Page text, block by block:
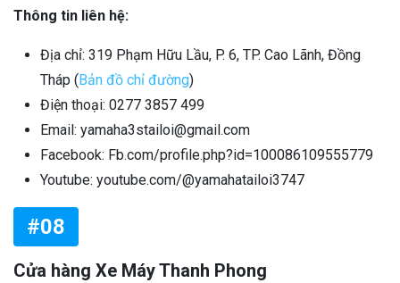
Thông tin liên hệ:
Địa chỉ: 319 Phạm Hữu Lầu, P. 6, TP. Cao Lãnh, Đồng
Tháp ( Bản đồ chỉ đường)
Điện thoại: 0277 3857 499
Email: yamaha3stailoi@gmail.com
Facebook: Fb.com/profile.php?id=100086109555779
Youtube: youtube.com/@yamahatailoi3747
#08
Cửa hàng Xe Máy Thanh Phong